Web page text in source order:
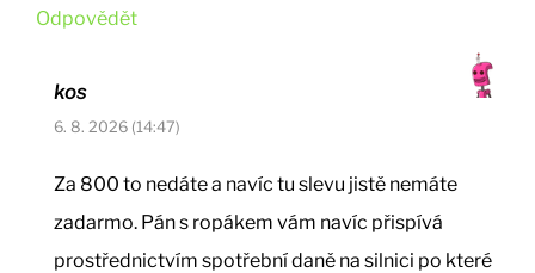
Odpovědět
kos
6. 8. 2026 (14:47)
Za 800 to nedáte a navíc tu slevu jistě nemáte
zadarmo. Pán s ropákem vám navíc přispívá
prostřednictvím spotřební daně na silnici po které